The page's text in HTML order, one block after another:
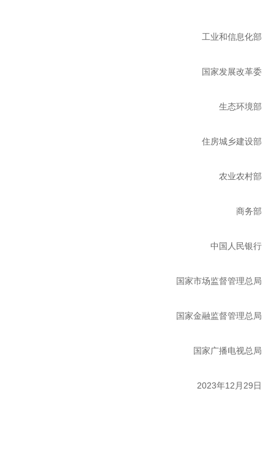
工业和信息化部
国家发展改革委
生态环境部
住房城乡建设部
农业农村部
商务部
中国人民银行
国家市场监督管理总局
国家金融监督管理总局
国家广播电视总局
2023年12月29日